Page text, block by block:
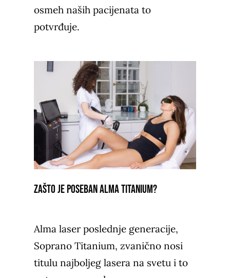
osmeh naših pacijenata to
potvrđuje.
Zašto je poseban Alma Titanium?
Alma laser poslednje generacije,
Soprano Titanium, zvanično nosi
titulu najboljeg lasera na svetu i to